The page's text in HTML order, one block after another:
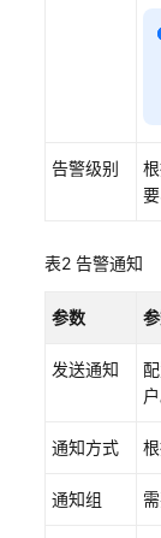
助
术
更
多
档
用
告警级别
表2 告警通知
参数
发送通知
户
通知方式
通知组